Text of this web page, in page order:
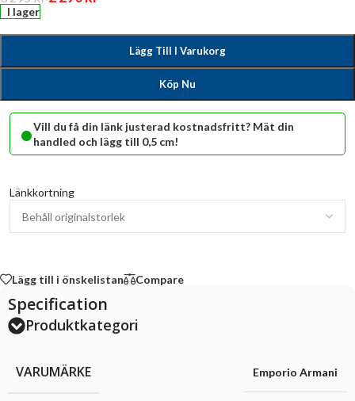
I lager
Lägg Till I Varukorg
Köp Nu
•Vill du få din länk justerad kostnadsfritt? Mät din
handled och lägg till 0,5 cm!
Länkkortning
Lägg till i önskelistan Compare
Specification
Produktkategori
VARUMÄRKE Emporio Armani